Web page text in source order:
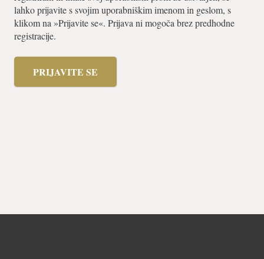
lahko prijavite s svojim uporabniškim imenom in geslom, s
klikom na »Prijavite se«. Prijava ni mogoča brez predhodne
registracije.
PRIJAVITE SE